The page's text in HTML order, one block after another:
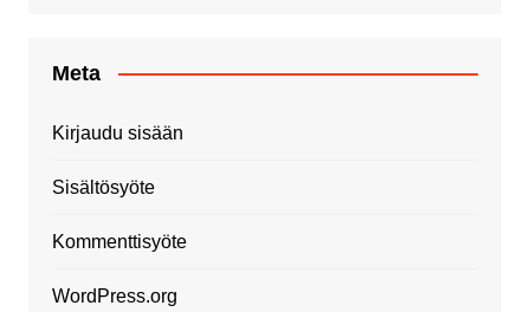
Meta
Kirjaudu sisään
Sisältösyöte
Kommenttisyöte
WordPress.org